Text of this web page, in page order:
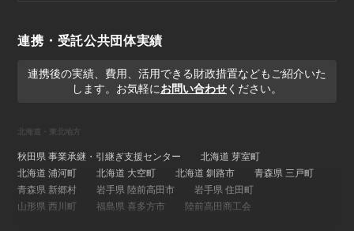
連携・受託公共団体実績
連携後の実績、費用、活用できる財政措置などもご紹介いた
します。お気軽にお問い合わせください。
北海道・東北地方
秋田県 事業承継・引継ぎ支援センター
北海道 芽室町
北海道 浦河町
北海道 大空町 北海道 釧路市
青森県 三戸町
青森県 新郷村
岩手県 陸前高田市
岩手県 住田町
山形県 西川町
福島県 喜多方市 陸前高田商工会